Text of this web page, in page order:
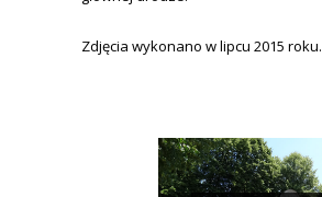
Zdjęcia wykonano w lipcu 2015 roku.